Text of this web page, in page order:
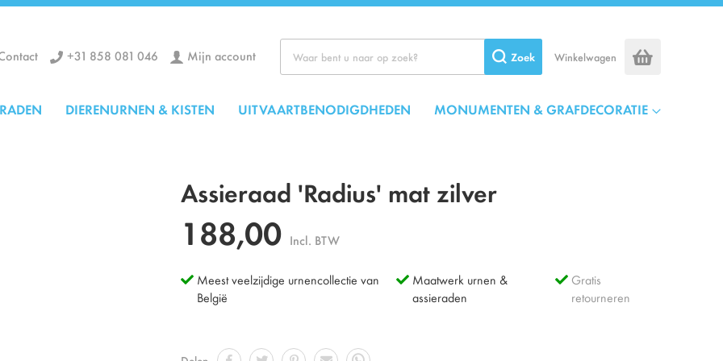
Winkelwagen
+31 858 081 046 Mijn account Zoek
DIERENURNEN & KISTEN UITVAARTBENODIGDHEDEN MONUMENTEN & GRAFDECORATIE
Assieraad 'Radius' mat zilver
188,00 Incl. BTW
Meest veelzijdige urnencollectie van
België
Maatwerk urnen &
assieraden
Gratis
retourneren